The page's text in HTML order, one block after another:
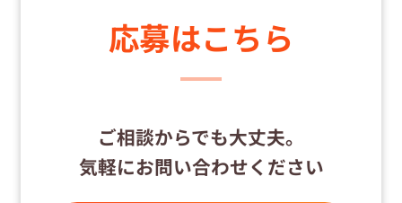
応募はこちら
ご相談からでも大丈夫。
気軽にお問い合わせください